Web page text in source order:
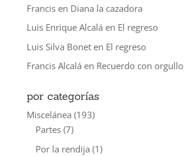
Francisen Diana la cazadora
Luis Enrique Alcalá en El regreso
Luis Silva Boneten El regreso
Francis Alcalá en Recuerdo con orgullo
por categorías
Miscelánea (193)
Partes(7)
Por la rendija (1)